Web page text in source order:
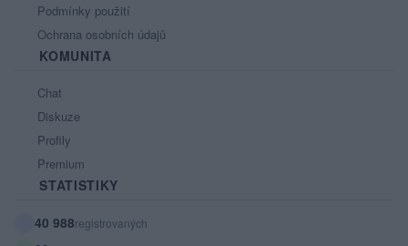
Podmínky použití
Ochrana osobních údajů
KOMUNITA
Chat
Diskuze
Profily
Premium
STATISTIKY
40 988registrovaných